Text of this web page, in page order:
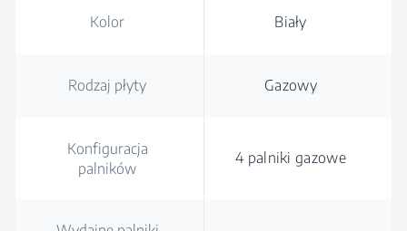
Kolor Biały
Rodzaj płyty Gazowy
Konfiguracja
palników
4 palniki gazowe